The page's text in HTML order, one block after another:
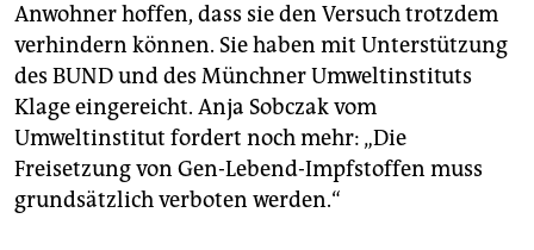
Anwohner hoffen, dass sie den Versuch trotzdem
verhindern können. Sie haben mit Unterstützung
des BUND und des Münchner Umweltinstituts
Klage eingereicht. Anja Sobczak vom
Umweltinstitut fordert noch mehr: „Die
Freisetzung von Gen-Lebend-Impfstoffen muss
grundsätzlich verboten werden.“